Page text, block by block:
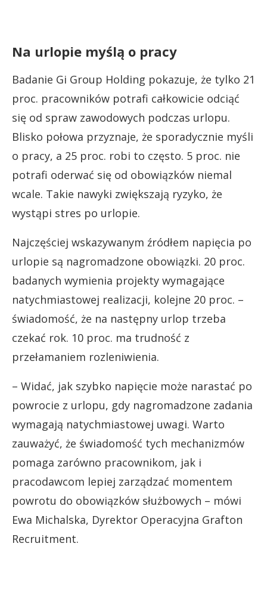
Na urlopie myślą o pracy
Badanie Gi Group Holding pokazuje, że tylko 21
proc. pracowników potrafi całkowicie odciąć
się od spraw zawodowych podczas urlopu.
Blisko połowa przyznaje, że sporadycznie myśli
o pracy, a 25 proc. robi to często. 5 proc. nie
potrafi oderwać się od obowiązków niemal
wcale. Takie nawyki zwiększają ryzyko, że
wystąpi stres po urlopie.
Najczęściej wskazywanym źródłem napięcia po
urlopie są nagromadzone obowiązki. 20 proc.
badanych wymienia projekty wymagające
natychmiastowej realizacji, kolejne 20 proc. –
świadomość, że na następny urlop trzeba
czekać rok. 10 proc. ma trudność z
przełamaniem rozleniwienia.
– Widać, jak szybko napięcie może narastać po
powrocie z urlopu, gdy nagromadzone zadania
wymagają natychmiastowej uwagi. Warto
zauważyć, że świadomość tych mechanizmów
pomaga zarówno pracownikom, jak i
pracodawcom lepiej zarządzać momentem
powrotu do obowiązków służbowych – mówi
Ewa Michalska, Dyrektor Operacyjna Grafton
Recruitment.